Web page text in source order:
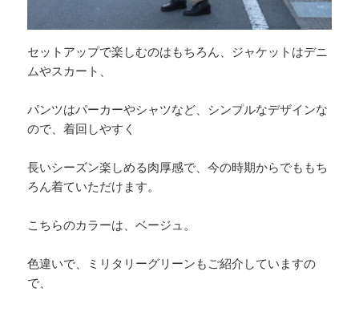
セットアップで楽しむのはもちろん、ジャケットはデニ
ムやスカート、
パンツはパーカーやシャツなど、シンプルなデザインな
ので、着回しやすく
長いシーズン楽しめる肉厚感で、今の時期からでももち
ろん着ていただけます。
こちらのカラーは、ベージュ。
色違いで、ミリタリーグリーンもご紹介していますの
で、